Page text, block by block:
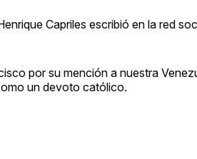
Capriles escribió en la red
por su mención a nuestra
un devoto católico.